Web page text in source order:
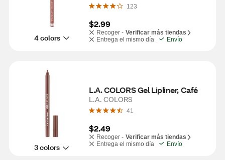
4 colors
123
$2.99
Recoger - Verificar más tiendas
Entrega el mismo día
Envío
3 colors
L.A. COLORS Gel Lipliner, Café
L.A. COLORS
41
$2.49
Recoger - Verificar más tiendas
Entrega el mismo día
Envío